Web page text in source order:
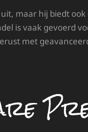
maar hij biedt
is vaak gevoerd
met